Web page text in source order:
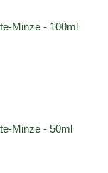
Minze - 100ml
Minze - 50ml